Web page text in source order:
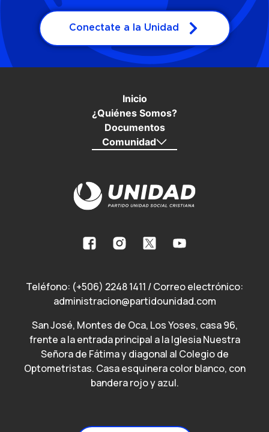
Conectate a la Unidad
Inicio
¿Quiénes Somos?
Documentos
Comunidad
Teléfono: (+506) 2248 1411 / Correo electrónico:
administracion@partidounidad.com
San José, Montes de Oca, Los Yoses, casa 96,
frente a la entrada principal a la Iglesia Nuestra
Señora de Fátima y diagonal al Colegio de
Optometristas. Casa esquinera color blanco, con
bandera rojo y azul.